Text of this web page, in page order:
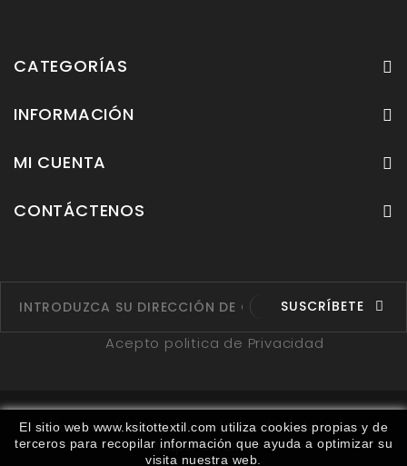
CATEGORÍAS
INFORMACIÓN
MI CUENTA
CONTÁCTENOS
El sitio web www.ksitottextil.com utiliza cookies propias y de
terceros para recopilar información que ayuda a optimizar su
visita nuestra web.
SUSCRÍBETE
Acepto politica de Privacidad
Fabricantes Proveedores Ruta
Contáctenos
Mapa del sitio